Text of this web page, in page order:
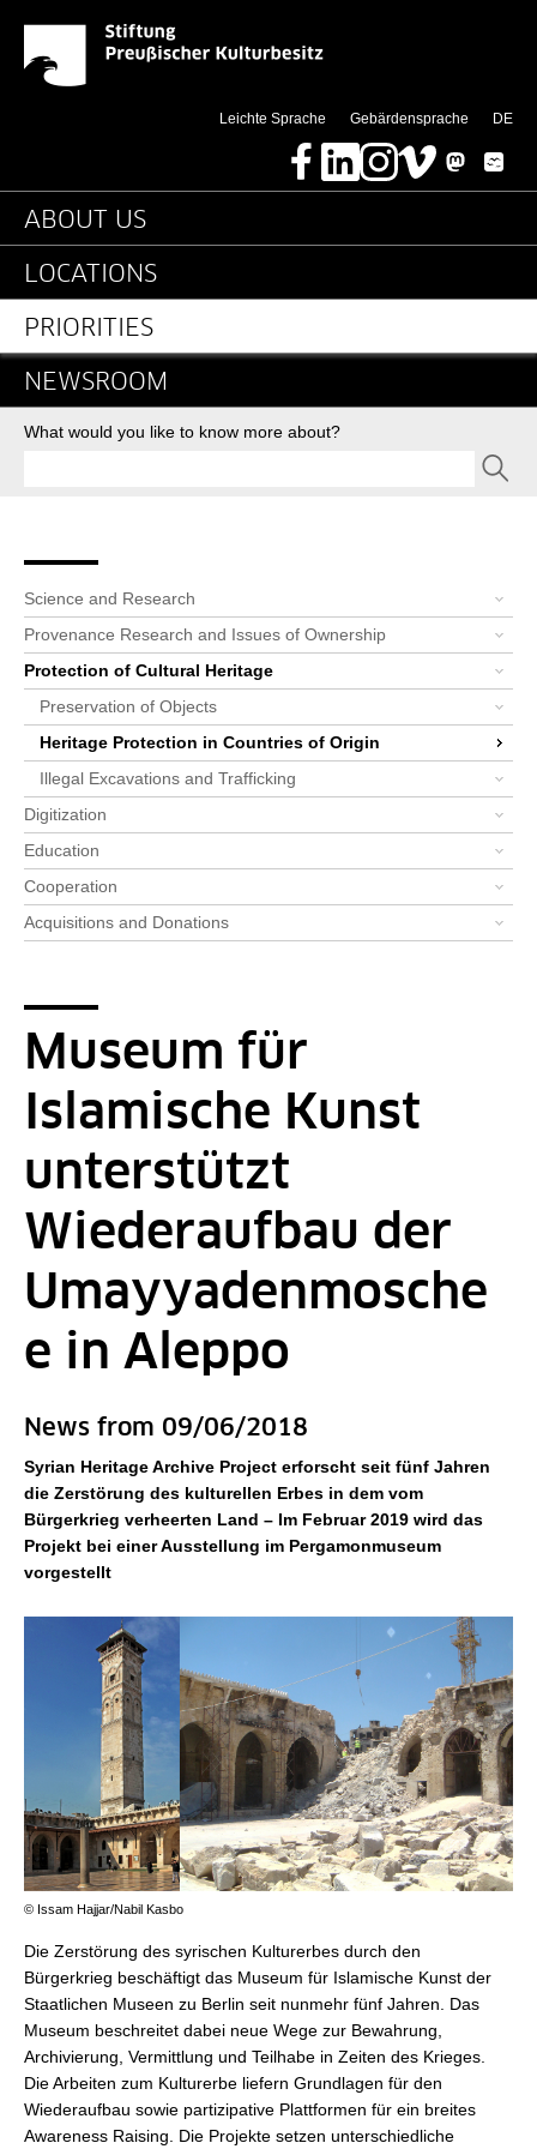
Jump directly to:
News-Detail-
Leichte Sprache Gebärdensprache DE
FacebookLinkedInInstagram
Vimeo MastodonBluesky
Main navigation
ABOUT US
LOCATIONS
PRIORITIES
NEWSROOM
Search
What would you like to know more about?
Breadcrumb
Bereichsnavigation
Science and Research
Provenance Research and Issues of Ownership
Protection of Cultural Heritage
Preservation of Objects
Heritage Protection in Countries of Origin
Illegal Excavations and Trafficking
Digitization
Education
Cooperation
Acquisitions and Donations
Museum für
Islamische Kunst
unterstützt
Wiederaufbau der
Umayyadenmosche
e in Aleppo
News from 09/06/2018
Syrian Heritage Archive Project erforscht seit fünf Jahren
die Zerstörung des kulturellen Erbes in dem vom
Bürgerkrieg verheerten Land – Im Februar 2019 wird das
Projekt bei einer Ausstellung im Pergamonmuseum
vorgestellt
© Issam Hajjar/Nabil Kasbo
Die Zerstörung des syrischen Kulturerbes durch den
Bürgerkrieg beschäftigt das Museum für Islamische Kunst der
Staatlichen Museen zu Berlin seit nunmehr fünf Jahren. Das
Museum beschreitet dabei neue Wege zur Bewahrung,
Archivierung, Vermittlung und Teilhabe in Zeiten des Krieges.
Die Arbeiten zum Kulturerbe liefern Grundlagen für den
Wiederaufbau sowie partizipative Plattformen für ein breites
Awareness Raising. Die Projekte setzen unterschiedliche